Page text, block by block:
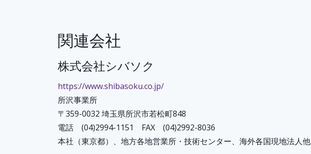
関連会社
株式会社シバソク
https://www.shibasoku.co.jp/
所沢事業所
〒359-0032 埼玉県所沢市若松町848
電話 (04)2994-1151 FAX (04)2992-8036
本社（東京都）、地方各地営業所・技術センター、海外各国現地法人他